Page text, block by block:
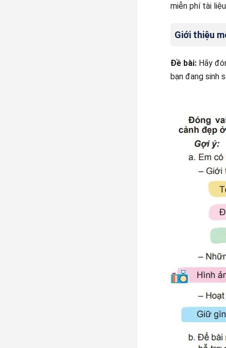
miễn phí tài
Giới thiệu
Đề bài: Hãy
bạn đang sinh